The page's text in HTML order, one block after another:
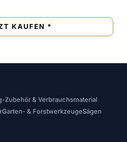
KAUFEN *
Zubehör & Verbrauchsmaterial
Garten- & ForstwerkzeugeSägen